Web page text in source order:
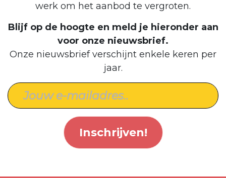
werk om het aanbod te vergroten.
Blijf op de hoogte en meld je hieronder aan
voor onze nieuwsbrief.
Onze nieuwsbrief verschijnt enkele keren per
jaar.
Inschrijven!